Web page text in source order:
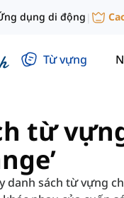
dụng di động |
Từ vựng
từ
danh sách từ vựng